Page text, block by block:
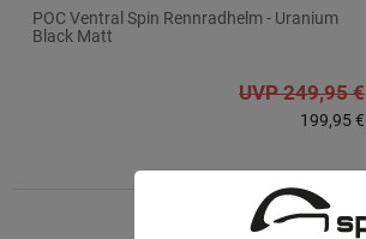
POC Ventral Spin Rennradhelm - Uranium
Black Matt
UVP 249,95 €
199,95 €